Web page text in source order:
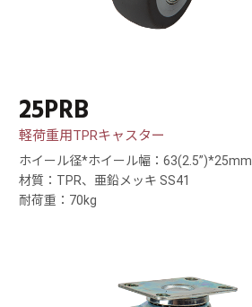
25PRB
軽荷重用TPRキャスター
ホイール径*ホイール幅：63(2.5”)*25mm
材質：TPR、亜鉛メッキ SS41
耐荷重：70kg